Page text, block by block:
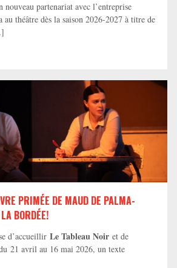
nouveau partenariat avec l’entreprise
au théâtre dès la saison 2026-2027 à titre de
PRIMÉE DE MAUD DE PALMA-
BORDÉE!
d’accueillir Le Tableau Noir et de
21 avril au 16 mai 2026, un texte